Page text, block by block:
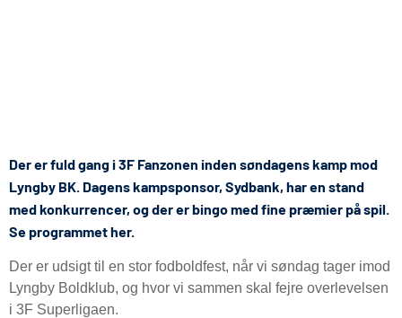
Der er fuld gang i 3F Fanzonen inden søndagens kamp mod
Lyngby BK. Dagens kampsponsor, Sydbank, har en stand
med konkurrencer, og der er bingo med fine præmier på spil.
Se programmet her.
Der er udsigt til en stor fodboldfest, når vi søndag tager imod
Lyngby Boldklub, og hvor vi sammen skal fejre overlevelsen
i 3F Superligaen.